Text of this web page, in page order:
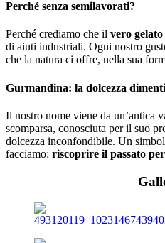
Perché senza semilavorati?
Perché crediamo che il vero
di aiuti industriali. Ogni nostro
che la natura ci offre, nella sua
Gurmandina: la dolcezza
Il nostro nome viene da un’antica
scomparsa, conosciuta per il suo
dolcezza inconfondibile. Un
facciamo: riscoprire il passato